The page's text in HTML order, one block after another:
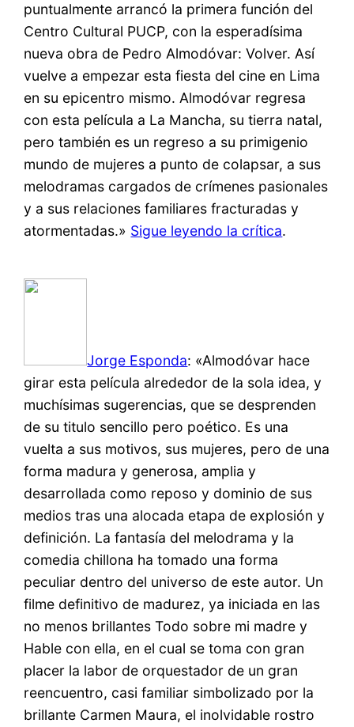
puntualmente arrancó la primera función del
Centro Cultural PUCP, con la esperadísima
nueva obra de Pedro Almodóvar: Volver. Así
vuelve a empezar esta fiesta del cine en Lima
en su epicentro mismo. Almodóvar regresa
con esta película a La Mancha, su tierra natal,
pero también es un regreso a su primigenio
mundo de mujeres a punto de colapsar, a sus
melodramas cargados de crímenes pasionales
y a sus relaciones familiares fracturadas y
atormentadas.» Sigue leyendo la crítica.
Jorge Esponda: «Almodóvar hace
girar esta película alrededor de la sola idea, y
muchísimas sugerencias, que se desprenden
de su titulo sencillo pero poético. Es una
vuelta a sus motivos, sus mujeres, pero de una
forma madura y generosa, amplia y
desarrollada como reposo y dominio de sus
medios tras una alocada etapa de explosión y
definición. La fantasía del melodrama y la
comedia chillona ha tomado una forma
peculiar dentro del universo de este autor. Un
filme definitivo de madurez, ya iniciada en las
no menos brillantes Todo sobre mi madre y
Hable con ella, en el cual se toma con gran
placer la labor de orquestador de un gran
reencuentro, casi familiar simbolizado por la
brillante Carmen Maura, el inolvidable rostro